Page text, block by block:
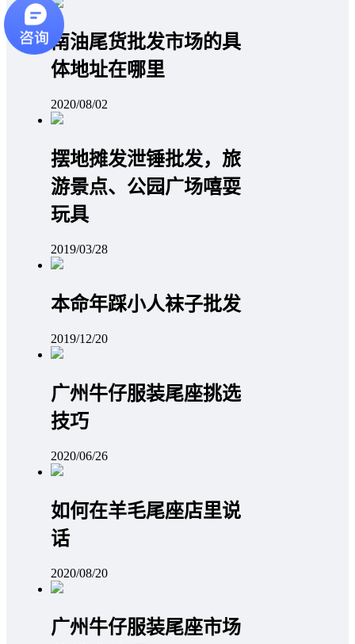
南油尾货批发市场的具
体地址在哪里
2020/08/02
摆地摊发泄锤批发，旅
游景点、公园广场嘻耍
玩具
2019/03/28
本命年踩小人袜子批发
2019/12/20
广州牛仔服装尾座挑选
技巧
2020/06/26
如何在羊毛尾座店里说
话
2020/08/20
广州牛仔服装尾座市场